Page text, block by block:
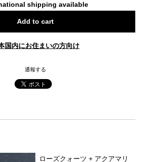
shipping available
Add to cart
国内にお住まいの方向け
通報する
ローズクォーツ + アクアマリ